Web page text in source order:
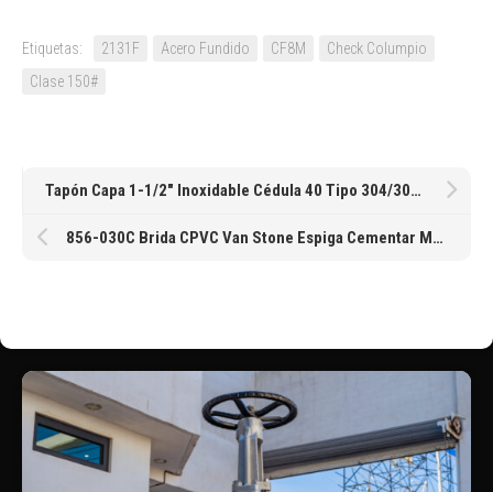
Etiquetas: 2131F Acero Fundido CF8M
Check Columpio
Clase 150#
Tapón Capa 1-1/2″ Inoxidable Cédula 40 Tipo 304/304L Soldable
856-030C Brida CPVC Van Stone Espiga Cementar Movible Clase 150 3″ de Spears